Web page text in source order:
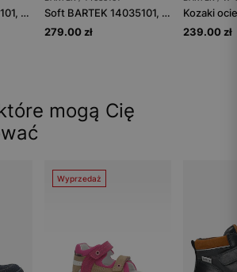
Soft BARTEK 11035101, czarny
Soft BARTEK 14035101, czarny
279.00 zł
239.00 zł
mogą Cię
Wyprzedaż